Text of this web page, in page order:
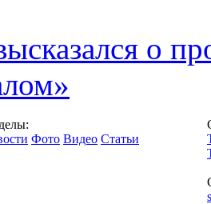
о
Фото Видео Статьи